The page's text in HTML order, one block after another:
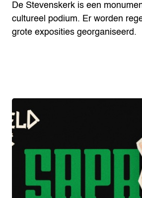
De Stevenskerk is een
cultureel podium. Er worden
grote exposities georganiseerd.